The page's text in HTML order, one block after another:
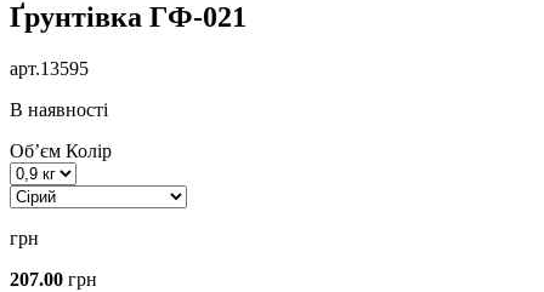
Ґрунтівка ГФ-021
арт.13595
В наявності
Об’єм Колір
грн
207.00 грн